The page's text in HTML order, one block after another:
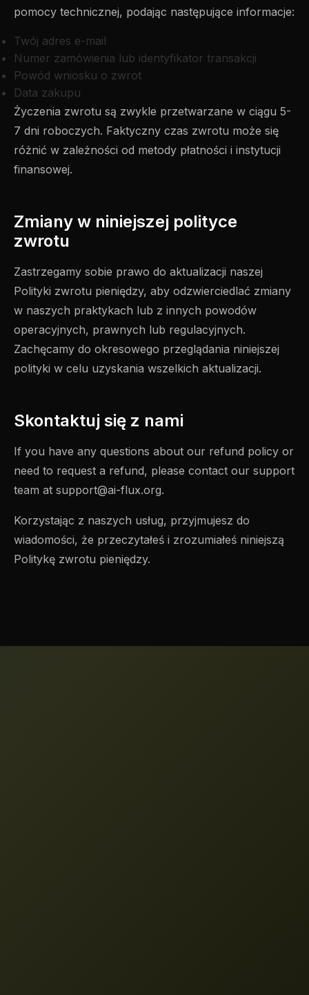
pomocy technicznej, podając następujące informacje:
Twój adres e-mail
Numer zamówienia lub identyfikator transakcji
Powód wniosku o zwrot
Data zakupu
Życzenia zwrotu są zwykle przetwarzane w ciągu 5-
7 dni roboczych. Faktyczny czas zwrotu może się
różnić w zależności od metody płatności i instytucji
finansowej.
Zmiany w niniejszej polityce
zwrotu
Zastrzegamy sobie prawo do aktualizacji naszej
Polityki zwrotu pieniędzy, aby odzwierciedlać zmiany
w naszych praktykach lub z innych powodów
operacyjnych, prawnych lub regulacyjnych.
Zachęcamy do okresowego przeglądania niniejszej
polityki w celu uzyskania wszelkich aktualizacji.
Skontaktuj się z nami
If you have any questions about our refund policy or
need to request a refund, please contact our support
team at support@ai-flux.org.
Korzystając z naszych usług, przyjmujesz do
wiadomości, że przeczytałeś i zrozumiałeś niniejszą
Politykę zwrotu pieniędzy.